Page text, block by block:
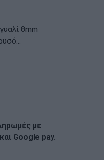
με
Google pay.